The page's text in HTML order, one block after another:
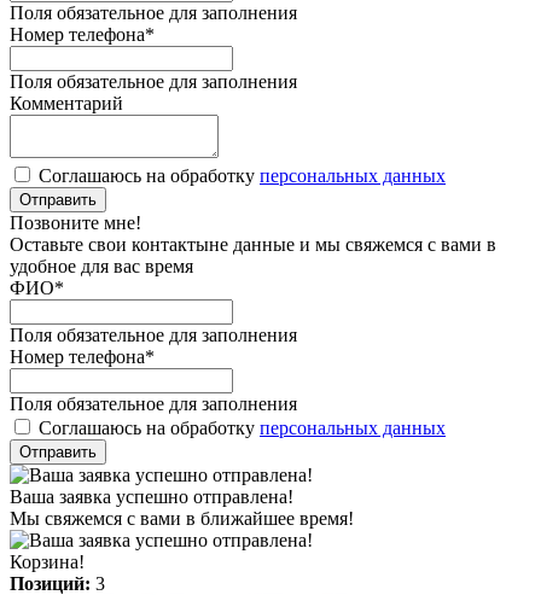
Поля обязательное для заполнения
Номер телефона*
Поля обязательное для заполнения
Комментарий
Соглашаюсь на обработку персональных данных
Отправить
Позвоните мне!
Оставьте свои контактыне данные и мы свяжемся с вами в
удобное для вас время
ФИО*
Поля обязательное для заполнения
Номер телефона*
Поля обязательное для заполнения
Соглашаюсь на обработку персональных данных
Отправить
Ваша заявка успешно отправлена!
Мы свяжемся с вами в ближайшее время!
Корзина!
Позиций: 3